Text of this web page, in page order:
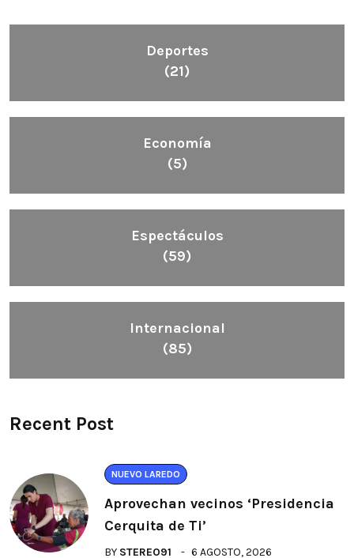
Deportes
(21)
Economía
(5)
Espectáculos
(59)
Internacional
(85)
Recent Post
NUEVO LAREDO
Aprovechan vecinos ‘Presidencia
Cerquita de Ti’
BY STEREO91 6 AGOSTO, 2026